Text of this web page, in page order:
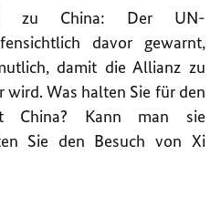
zu China: Der UN-
davor gewarnt,
damit die Allianz zu
wird. Was halten Sie für den
China? Kann man sie
Sie den Besuch von Xi